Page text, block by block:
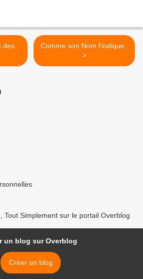
Comme son Nom l'indique..
>
Tout Simplement sur le portail Overblog
un blog sur Overblog
Créer un blog